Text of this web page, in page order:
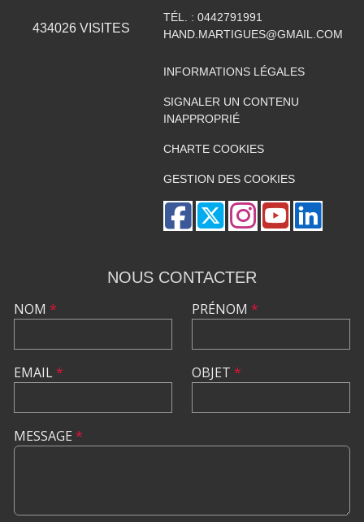
434026 VISITES
TÉL. : 0442791991
HAND.MARTIGUES@GMAIL.COM
INFORMATIONS LÉGALES
SIGNALER UN CONTENU
INAPPROPRIÉ
CHARTE COOKIES
GESTION DES COOKIES
NOUS CONTACTER
NOM *
EMAIL*
PRÉNOM *
OBJET *
MESSAGE *